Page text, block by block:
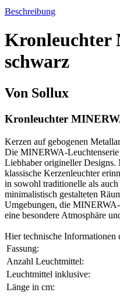
Beschreibung
Kronleuchter
schwarz
Von Sollux
Kronleuchter
Kerzen auf gebogenen
Die MINERWA-Leuchtenserie
Liebhaber origineller Designs.
klassische Kerzenleuchter
in sowohl traditionelle als
minimalistisch gestalteten
Umgebungen, die
eine besondere Atmosphäre
Hier technische Informationen
Fassung:
Anzahl Leuchtmittel:
Leuchtmittel inklusive:
Länge in cm: